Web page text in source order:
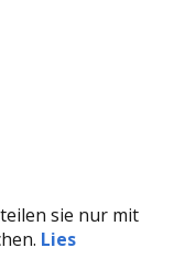
sie nur mit
Lies